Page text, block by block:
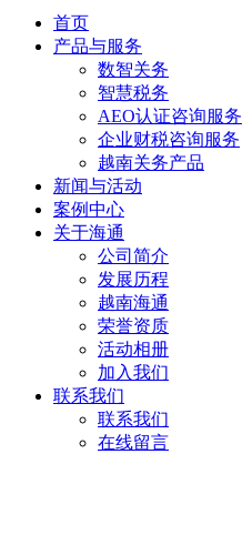
首页
产品与服务
数智关务
智慧税务
AEO认证咨询服务
企业财税咨询服务
越南关务产品
新闻与活动
案例中心
关于海通
公司简介
发展历程
越南海通
荣誉资质
活动相册
加入我们
联系我们
联系我们
在线留言